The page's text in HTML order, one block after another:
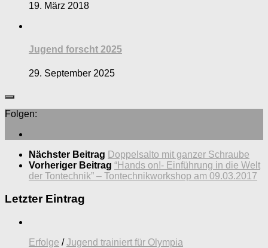
19. März 2018
Jugend forscht 2025
29. September 2025
Folgen:
Nächster Beitrag Doppelsalto mit ganzer Schraube
Vorheriger Beitrag “Hands on!- Einführung in die Welt
der Tontechnik” – Tontechnikworkshop am 09.03.2017
Letzter Eintrag
Erfolge /Jugend trainiert für Olympia